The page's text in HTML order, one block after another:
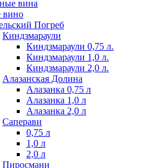
вина
вино
Погреб
Киндзмараули
Киндзмараули 0,75 л.
Киндзмараули 1,0 л.
Киндзмараули 2,0 л.
Алазанская Долина
Алазанка 0,75 л
Алазанка 1,0 л
Алазанка 2,0 л
Саперави
0,75 л
1,0 л
2,0 л
Пиросмани